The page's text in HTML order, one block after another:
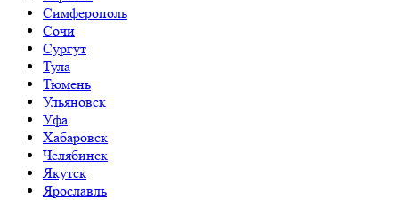
Симферополь
Сочи
Сургут
Тула
Тюмень
Ульяновск
Уфа
Хабаровск
Челябинск
Якутск
Ярославль